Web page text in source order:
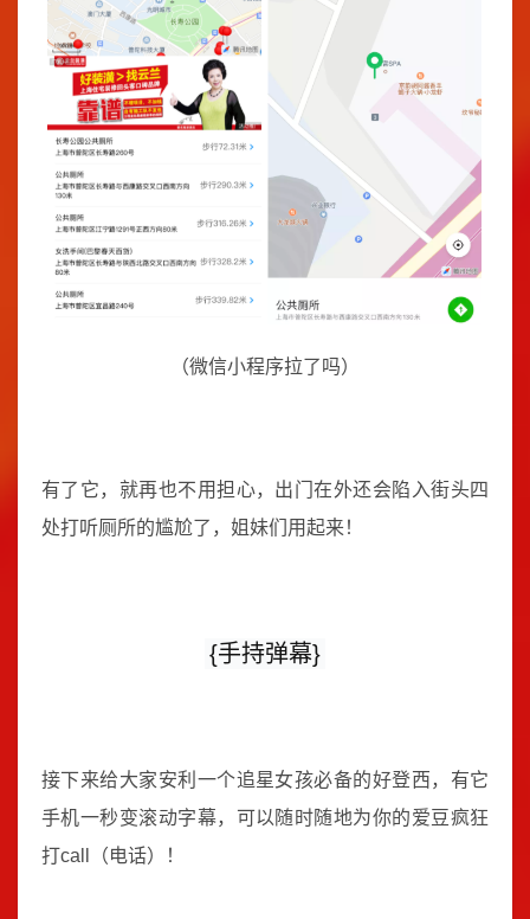
（微信小程序拉了吗）
有了它，就再也不用担心，出门在外还会陷入街头四
处打听厕所的尴尬了，姐妹们用起来！
{手持弹幕}
接下来给大家安利一个追星女孩必备的好登西，有它
手机一秒变滚动字幕，可以随时随地为你的爱豆疯狂
打call（电话）！